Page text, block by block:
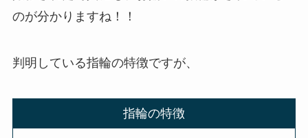
のが分かりますね！！
判明している指輪の特徴ですが、
指輪の特徴